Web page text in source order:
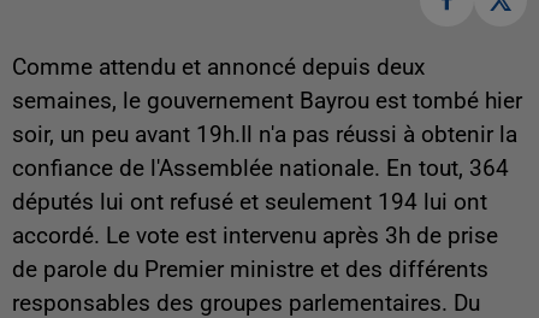
Comme attendu et annoncé depuis deux
semaines, le gouvernement Bayrou est tombé hier
soir, un peu avant 19h.Il n'a pas réussi à obtenir la
confiance de l'Assemblée nationale. En tout, 364
députés lui ont refusé et seulement 194 lui ont
accordé. Le vote est intervenu après 3h de prise
de parole du Premier ministre et des différents
responsables des groupes parlementaires. Du